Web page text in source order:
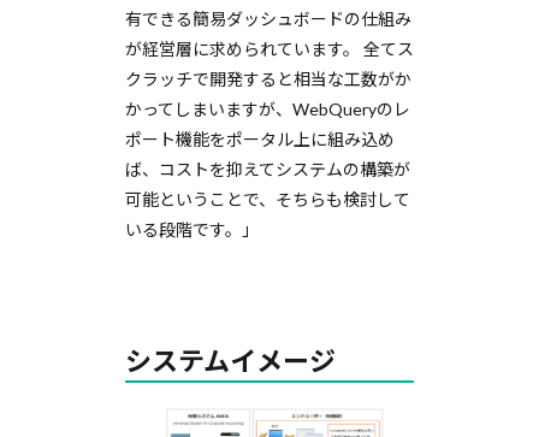
有できる簡易ダッシュボードの仕組み
が経営層に求められています。 全てス
クラッチで開発すると相当な工数がか
かってしまいますが、WebQueryのレ
ポート機能をポータル上に組み込め
ば、コストを抑えてシステムの構築が
可能ということで、そちらも検討して
いる段階です。」
システムイメージ